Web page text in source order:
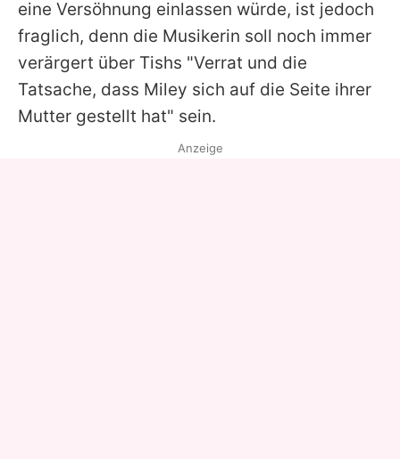
eine Versöhnung einlassen würde, ist jedoch
fraglich, denn die Musikerin soll noch immer
verärgert über Tishs "Verrat und die
Tatsache, dass Miley sich auf die Seite ihrer
Mutter gestellt hat" sein.
Anzeige